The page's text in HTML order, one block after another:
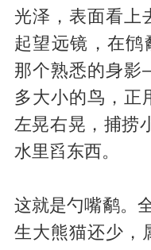
光泽，表面看上
起望远镜，在鸻
那个熟悉的身
多大小的鸟，正
左晃右晃，捕捞
水里舀东西。
这就是勺嘴鹬。
生大熊猫还少，